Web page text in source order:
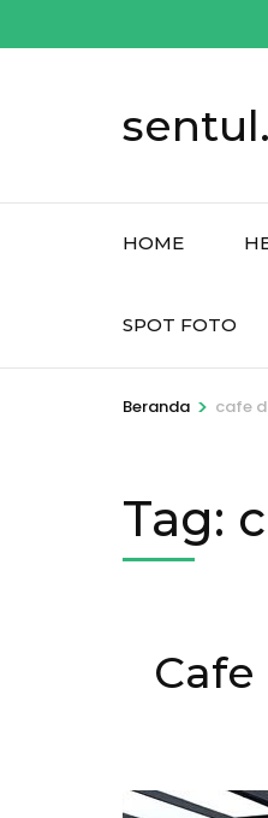
ke
HOME
SPOT FOTO
Beranda > cafe
Tag: